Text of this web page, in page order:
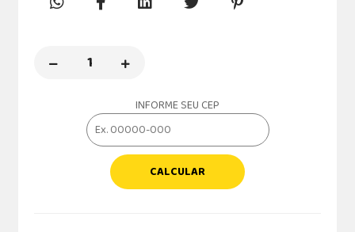
INFORME SEU CEP
CALCULAR